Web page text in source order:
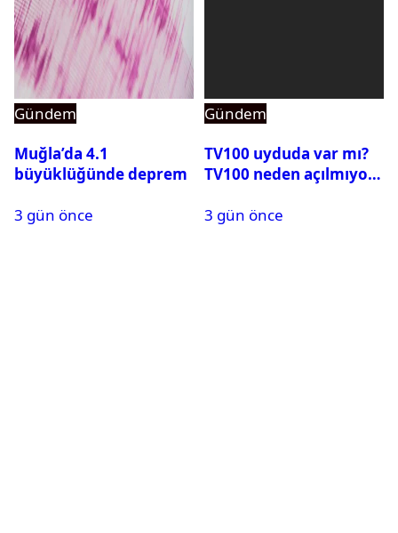
Gündem
Muğla’da 4.1
büyüklüğünde deprem
3 gün önce
Gündem
TV100 uyduda var mı?
TV100 neden açılmıyor?
3 gün önce